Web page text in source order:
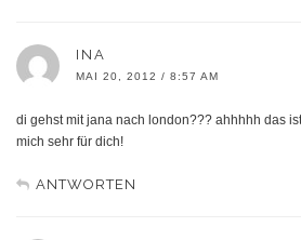
INA
MAI 20, 2012 / 8:57 AM
di gehst mit jana nach london??? ahhhhh das
mich sehr für dich!
ANTWORTEN